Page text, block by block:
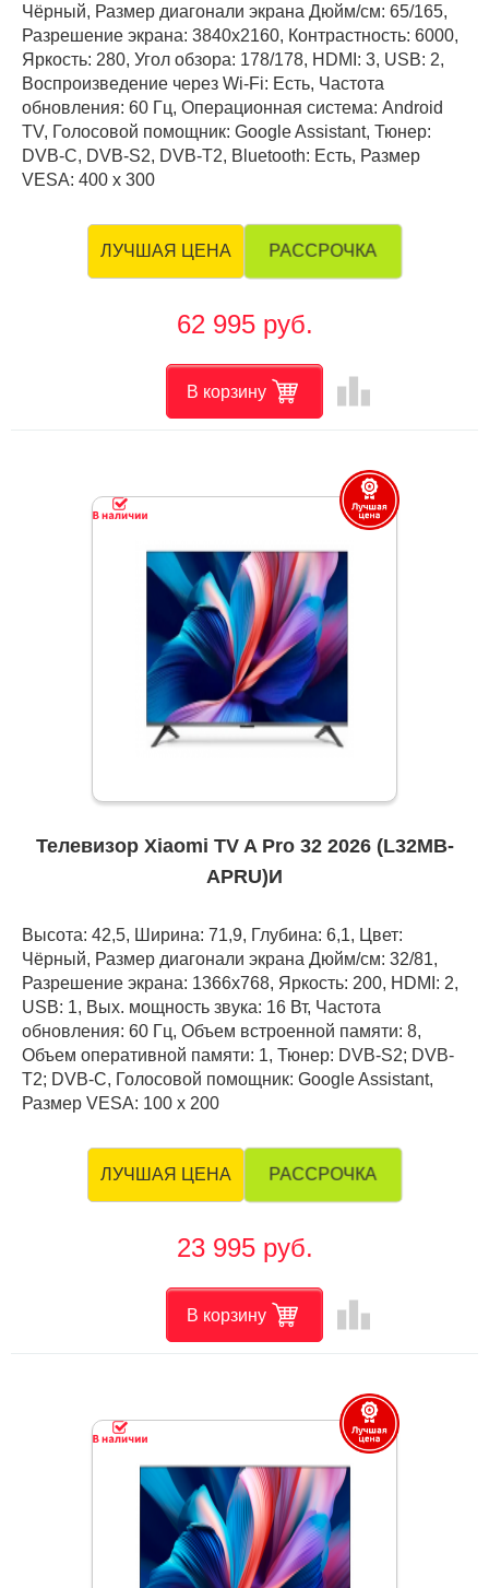
Чёрный, Размер диагонали экрана Дюйм/см: 65/165,
Разрешение экрана: 3840x2160, Контрастность: 6000,
Яркость: 280, Угол обзора: 178/178, HDMI: 3, USB: 2,
Воспроизведение через Wi-Fi: Есть, Частота
обновления: 60 Гц, Операционная система: Android
TV, Голосовой помощник: Google Assistant, Тюнер:
DVB-C, DVB-S2, DVB-T2, Bluetooth: Есть, Размер
VESA: 400 х 300
ЛУЧШАЯ ЦЕНА РАССРОЧКА
62 995 руб.
В корзину leaderboard
Телевизор Xiaomi TV A Pro 32 2026 (L32MB-
APRU)И
Высота: 42,5, Ширина: 71,9, Глубина: 6,1, Цвет:
Чёрный, Размер диагонали экрана Дюйм/см: 32/81,
Разрешение экрана: 1366x768, Яркость: 200, HDMI: 2,
USB: 1, Вых. мощность звука: 16 Вт, Частота
обновления: 60 Гц, Объем встроенной памяти: 8,
Объем оперативной памяти: 1, Тюнер: DVB-S2; DVB-
T2; DVB-C, Голосовой помощник: Google Assistant,
Размер VESA: 100 х 200
ЛУЧШАЯ ЦЕНА РАССРОЧКА
23 995 руб.
В корзину leaderboard